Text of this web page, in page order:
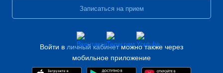
Записаться на прием
Войти в личный кабинетможно также через
мобильное приложение